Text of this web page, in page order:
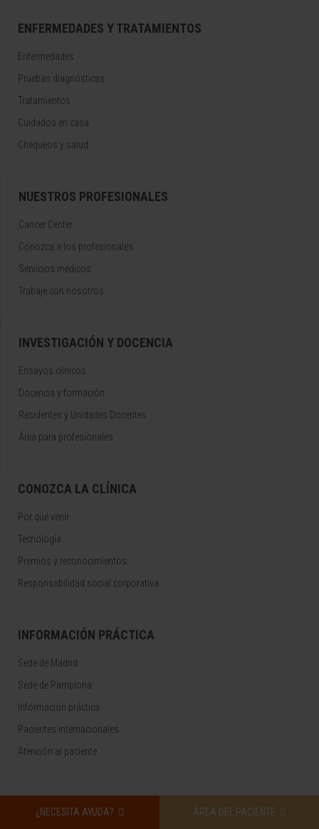
¿NECESITA AYUDA? ÁREA DEL PACIENTE
ENFERMEDADES Y TRATAMIENTOS
Enfermedades
Pruebas diagnósticas
Tratamientos
Cuidados en casa
Chequeos y salud
NUESTROS PROFESIONALES
Cancer Center
Conozca a los profesionales
Servicios médicos
Trabaje con nosotros
INVESTIGACIÓN Y DOCENCIA
Ensayos clínicos
Docencia y formación
Residentes y Unidades Docentes
Área para profesionales
CONOZCA LA CLÍNICA
Por qué venir
Tecnología
Premios y reconocimientos
Responsabilidad social corporativa
INFORMACIÓN PRÁCTICA
Sede de Madrid
Sede de Pamplona
Información práctica
Pacientes internacionales
Atención al paciente